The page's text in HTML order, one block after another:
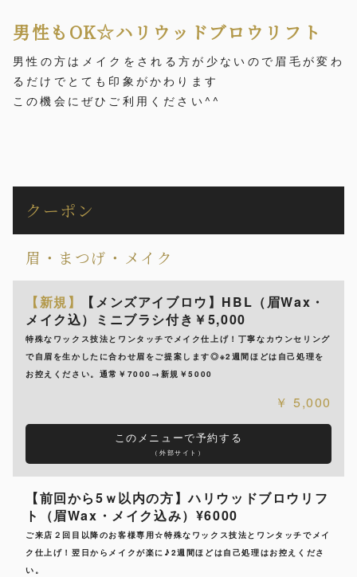
男性もOK☆ハリウッドブロウリフト
男性の方はメイクをされる方が少ないので眉毛が変わ
るだけでとても印象がかわります
この機会にぜひご利用ください^^
クーポン
眉・まつげ・メイク
【新規】
【メンズアイブロウ】HBL（眉Wax・
メイク込）ミニブラシ付き￥5,000
特殊なワックス技法とワンタッチでメイク仕上げ！丁寧なカウンセリング
で自眉を生かしたに合わせ眉をご提案します◎※2週間ほどは自己処理を
お控えください。通常￥7000→新規￥5000
5,000
このメニューで予約する
（外部サイト）
【前回から5ｗ以内の方】ハリウッドブロウリフ
ト（眉Wax・メイク込み）¥6000
ご来店２回目以降のお客様専用☆特殊なワックス技法とワンタッチでメイ
ク仕上げ！翌日からメイクが楽に♪2週間ほどは自己処理はお控えくださ
い。